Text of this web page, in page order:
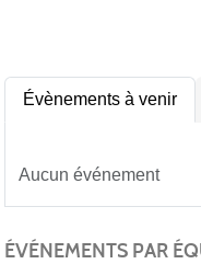
Évènements à venir
Aucun événement
ÉVÉNEMENTS PAR